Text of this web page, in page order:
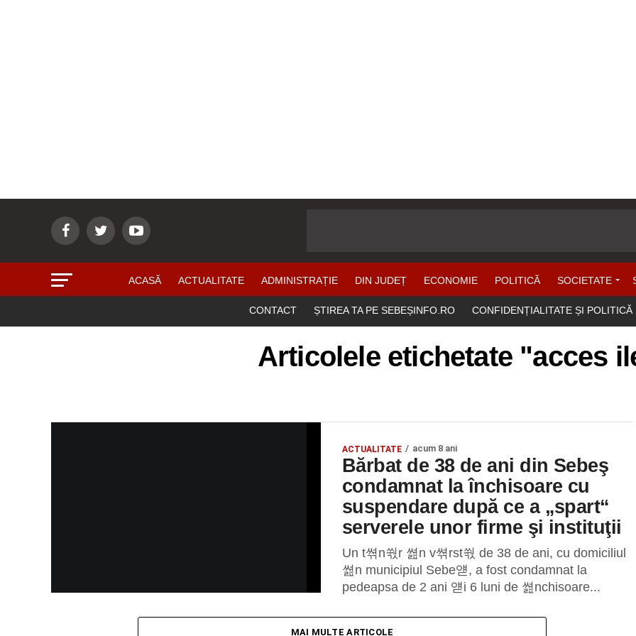
ACASĂ ACTUALITATE ADMINISTRAȚIE DIN JUDEȚ ECONOMIE POLITICĂ SOCIETATE
CONTACT ȘTIREA TA PE SEBEȘINFO.RO CONFIDENȚIALITATE ȘI POLITICĂ
Articolele etichetate "acces
ACTUALITATE acum 8 ani
Bărbat de 38 de ani din Sebeş
condamnat la închisoare cu
suspendare după ce a „spart“
serverele unor firme şi instituţii
Un t쎢n쒃r 쎮n v쎢rst쒃 de 38 de ani, cu domiciliul
쎮n municipiul Sebe얟, a fost condamnat la
pedeapsa de 2 ani 얟i 6 luni de 쎮nchisoare...
MAI MULTE ARTICOLE